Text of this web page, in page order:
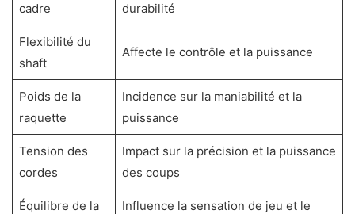
cadre
durabilité
Flexibilité du
shaft
Affecte le contrôle et la puissance
Poids de la
raquette
Incidence sur la maniabilité et la
puissance
Tension des
cordes
Impact sur la précision et la puissance
des coups
Équilibre de la
Influence la sensation de jeu et le